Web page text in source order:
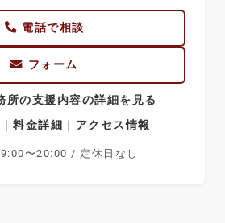
電話で相談
フォーム
所の支援内容の詳細を見る
｜料金詳細 ｜ アクセス情報
〜20:00 / 定休日なし